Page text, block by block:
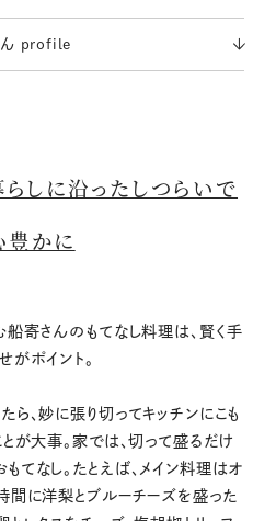
ん profile
らしに沿ったしつらいで
豊かに
船寄さんのもてなし料理は、賢く手
がポイント。
ら、妙に張り切ってキッチンにこも
が大事。家では、切って盛るだけ
てなし。たとえば、メイン料理はオ
間に洋梨とブルーチーズを盛った